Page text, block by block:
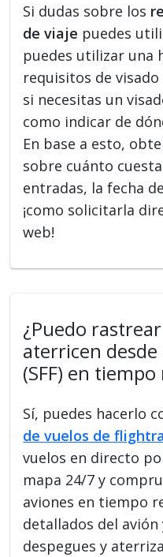
Si dudas sobre los
de viaje puedes
puedes utilizar una
requisitos de
si necesitas un
como indicar de
En base a esto,
sobre cuánto
entradas, la fecha
¡como solicitarla
web!
¿Puedo
aterricen desde
(SFF) en tiempo
Sí, puedes hacerlo
de vuelos de
vuelos en directo
mapa 24/7 y
aviones en tiempo
detallados del
despegues y